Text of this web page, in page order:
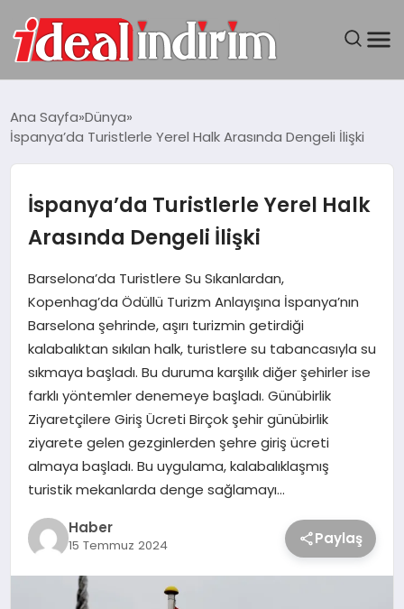
BILGISAYAR
DÜNYA
SEYAHAT
TEKNOLOJI
YAŞAM
Ana Sayfa Dünya
İspanya’da Turistlerle Yerel Halk Arasında Dengeli İlişki
İspanya’da Turistlerle Yerel Halk
Arasında Dengeli İlişki
Barselona’da Turistlere Su Sıkanlardan,
Kopenhag’da Ödüllü Turizm Anlayışına İspanya’nın
Barselona şehrinde, aşırı turizmin getirdiği
kalabalıktan sıkılan halk, turistlere su tabancasıyla su
sıkmaya başladı. Bu duruma karşılık diğer şehirler ise
farklı yöntemler denemeye başladı. Günübirlik
Ziyaretçilere Giriş Ücreti Birçok şehir günübirlik
ziyarete gelen gezginlerden şehre giriş ücreti
almaya başladı. Bu uygulama, kalabalıklaşmış
turistik mekanlarda denge sağlamayı…
Haber
15 Temmuz 2024 Paylaş